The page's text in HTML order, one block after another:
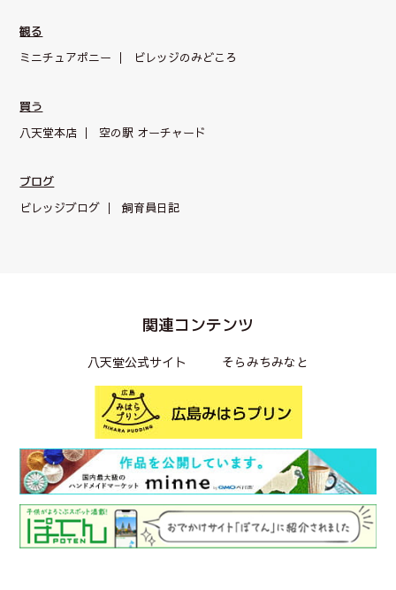
観る
ミニチュアポニー
ビレッジのみどころ
買う
八天堂本店
空の駅 オーチャード
ブログ
ビレッジブログ
飼育員日記
関連コンテンツ
八天堂公式サイト そらみちみなと